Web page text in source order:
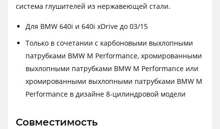
система глушителей из нержавеющей стали.
Для BMW 640i и 640i xDrive до 03/15
Только в сочетании с карбоновыми выхлопными
патрубками BMW M Performance, хромированными
выхлопными патрубками BMW M Performance или
хромированными выхлопными патрубками BMW M
Performance в дизайне 8-цилиндровой модели
Совместимость